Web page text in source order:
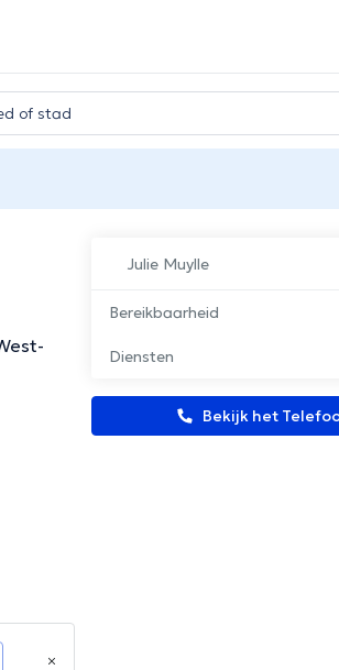
Julie Muylle
Bereikbaarheid
Diensten
Bekijk het